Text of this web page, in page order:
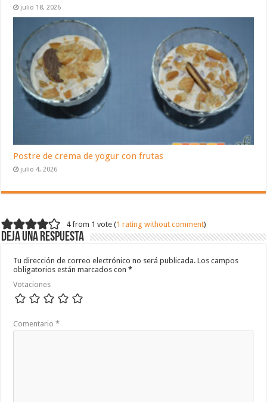
julio 18, 2026
Postre de crema de yogur con frutas
julio 4, 2026
4 from 1 vote (1 rating without comment)
Deja una respuesta
Tu dirección de correo electrónico no será publicada. Los campos
obligatorios están marcados con*
Votaciones
Comentario*